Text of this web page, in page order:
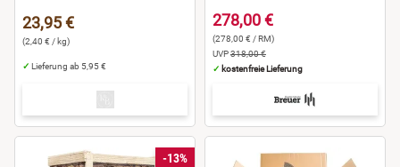
23,95 €
(2,40 € / kg)
✓ Lieferung ab 5,95 €
278,00 €
(278,00 € / RM)
UVP318,00 €
✓ kostenfreie Lieferung
-13%